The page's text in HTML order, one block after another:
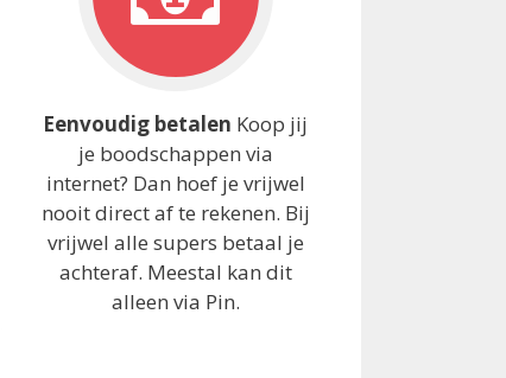
Eenvoudig betalen Koop jij
je boodschappen via
internet? Dan hoef je vrijwel
nooit direct af te rekenen. Bij
vrijwel alle supers betaal je
achteraf. Meestal kan dit
alleen via Pin.